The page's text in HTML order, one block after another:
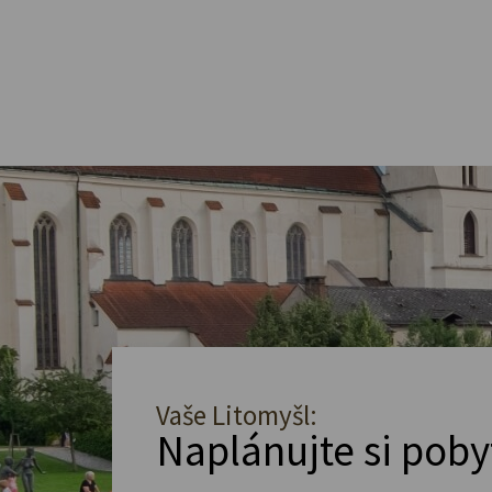
Vaše Litomyšl:
Naplánujte si